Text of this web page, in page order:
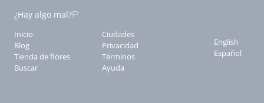
¿Hay algo mal?
Inicio
Blog
Tienda de flores
Buscar
Ciudades
Privacidad
Términos
Ayuda
English
Español